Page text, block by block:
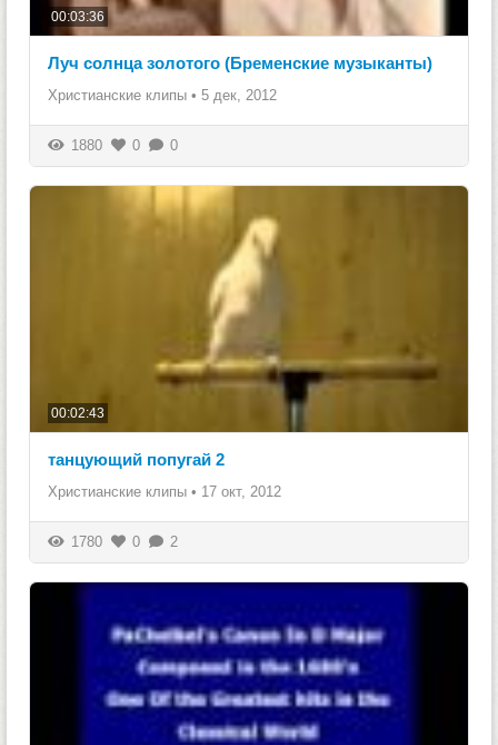
00:03:36
Луч солнца золотого (Бременские музыканты)
Христианские клипы • 5 дек, 2012
1880 0 0
00:02:43
танцующий попугай 2
Христианские клипы • 17 окт, 2012
1780 0 2